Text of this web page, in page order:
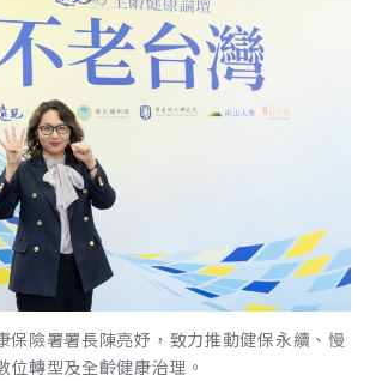
保險署署長陳亮妤，致力推動健保永續、慢
位轉型及全齡健康治理。